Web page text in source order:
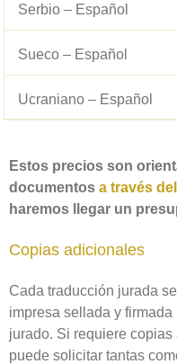
Serbio – Español
Sueco – Español
Ucraniano – Español
Estos precios son
documentos a través
haremos llegar un
Copias adicionales
Cada traducción jurada
impresa sellada y firmada
jurado. Si requiere
puede solicitar tantas